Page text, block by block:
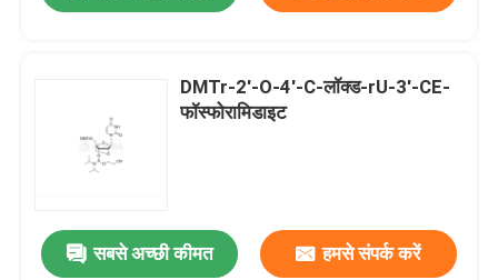
हमारे बारे में
DMTr-2'-O-4'-C-लॉक्ड-rU-3'-CE-
फॉस्फोरामिडाइट
सबसे अच्छी कीमत हमसे संपर्क करें